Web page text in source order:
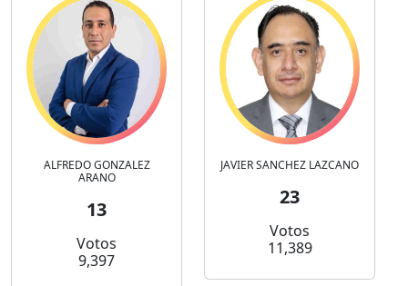
ALFREDO GONZALEZ
ARANO
13
Votos
9,397
JAVIER SANCHEZ LAZCANO
23
Votos
11,389